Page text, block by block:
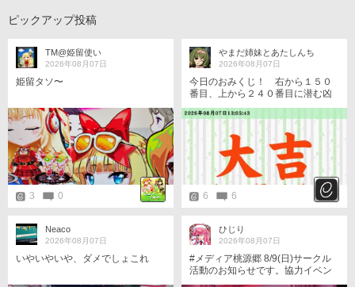
ピックアップ投稿
TM@姫留使い
2026年08月07日
姫留タソ〜
3 0
やまだ姉妹とあたしんち
2026年08月07日
今日のおみくじ！ 右から１５０
番目、上から２４０番目に潜む凶
を跳ね除けた！ https://p.eagate.57
3.jp/gate/e/toomikuji.html?from=art
6 6
Neaco
2026年08月07日
いやいやいや、ダメでしょこれ
ひじり
2026年08月07日
#メディア桃源郷 8/9(日)サークル
活動のお知らせです。協力イベン